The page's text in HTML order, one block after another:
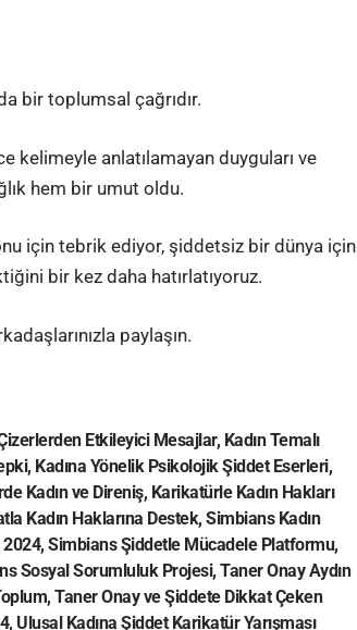
bir toplumsal çağrıdır.
kelimeyle anlatılamayan duyguları ve
hem bir umut oldu.
için tebrik ediyor, şiddetsiz bir dünya için
bir kez daha hatırlatıyoruz.
paylaşın.
Etkileyici Mesajlar, Kadın Temalı
, Kadına Yönelik Psikolojik Şiddet Eserleri,
Kadın ve Direniş, Karikatürle Kadın Hakları
Kadın Haklarına Destek, Simbians Kadın
2024, Simbians Şiddetle Mücadele Platformu,
Sosyal Sorumluluk Projesi, Taner Onay Aydın
, Taner Onay ve Şiddete Dikkat Çeken
, Ulusal Kadına Şiddet Karikatür Yarışması